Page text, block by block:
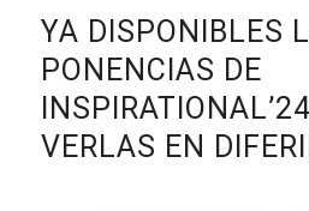
YA DISPONIBLES
PONENCIAS DE
VERLAS EN